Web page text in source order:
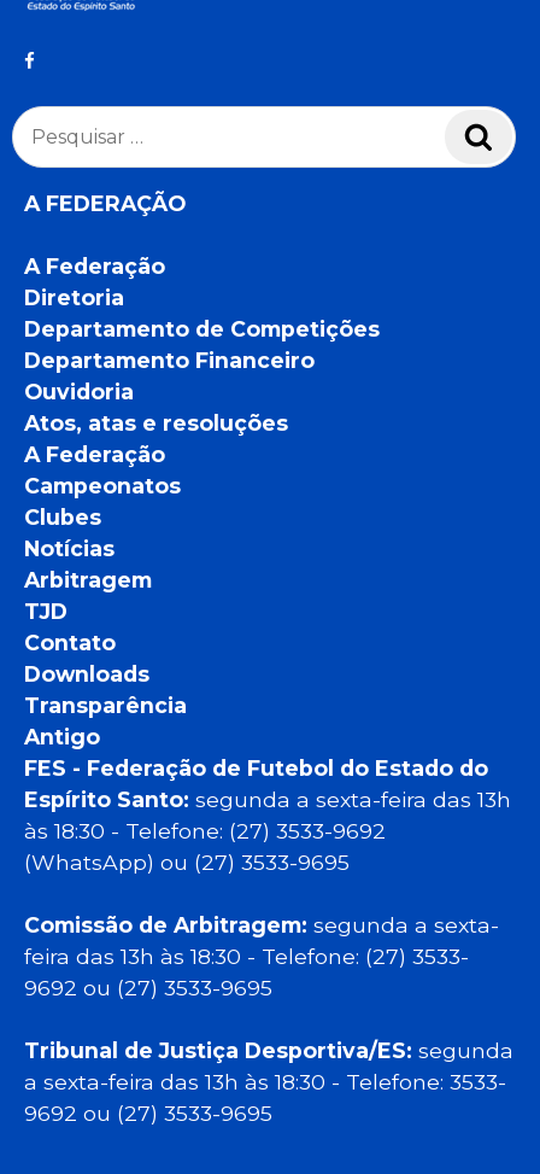
Pesquisar
por:
A FEDERAÇÃO
A Federação
Diretoria
Departamento de Competições
Departamento Financeiro
Ouvidoria
Atos, atas e resoluções
A Federação
Campeonatos
Clubes
Notícias
Arbitragem
TJD
Contato
Downloads
Transparência
Antigo
FES - Federação de Futebol do Estado do
Espírito Santo: segunda a sexta-feira das 13h
às 18:30 - Telefone: (27) 3533-9692
(WhatsApp) ou (27) 3533-9695
Comissão de Arbitragem: segunda a sexta-
feira das 13h às 18:30 - Telefone: (27) 3533-
9692 ou (27) 3533-9695
Tribunal de Justiça Desportiva/ES: segunda
a sexta-feira das 13h às 18:30 - Telefone: 3533-
9692 ou (27) 3533-9695